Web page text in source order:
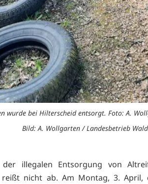
wurde bei Hilterscheid entsorgt. Foto: A.
Bild: A. Wollgarten / Landesbetrieb
der illegalen Entsorgung von
reißt nicht ab. Am Montag, 3. April,